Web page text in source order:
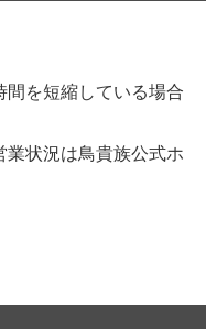
を短縮している場合
状況は鳥貴族公式ホ